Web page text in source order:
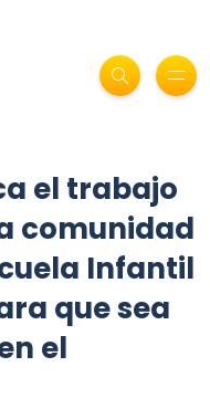
el trabajo
comunidad
Infantil
que sea
el